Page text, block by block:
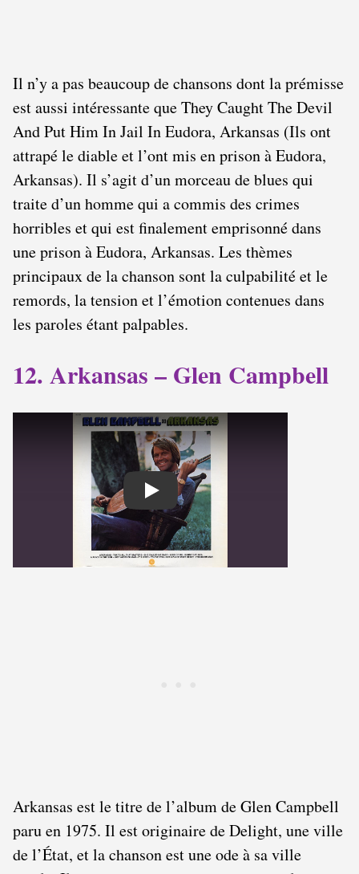
Il n’y a pas beaucoup de chansons dont la prémisse
est aussi intéressante que They Caught The Devil
And Put Him In Jail In Eudora, Arkansas (Ils ont
attrapé le diable et l’ont mis en prison à Eudora,
Arkansas). Il s’agit d’un morceau de blues qui
traite d’un homme qui a commis des crimes
horribles et qui est finalement emprisonné dans
une prison à Eudora, Arkansas. Les thèmes
principaux de la chanson sont la culpabilité et le
remords, la tension et l’émotion contenues dans
les paroles étant palpables.
12. Arkansas – Glen Campbell
Play
Arkansas est le titre de l’album de Glen Campbell
paru en 1975. Il est originaire de Delight, une ville
de l’État, et la chanson est une ode à sa ville